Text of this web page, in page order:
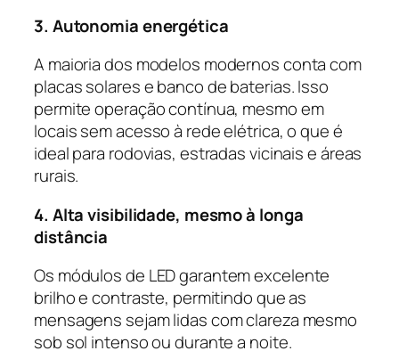
3. Autonomia energética
A maioria dos modelos modernos conta com
placas solares e banco de baterias. Isso
permite operação contínua, mesmo em
locais sem acesso à rede elétrica, o que é
ideal para rodovias, estradas vicinais e áreas
rurais.
4. Alta visibilidade, mesmo à longa
distância
Os módulos de LED garantem excelente
brilho e contraste, permitindo que as
mensagens sejam lidas com clareza mesmo
sob sol intenso ou durante a noite.